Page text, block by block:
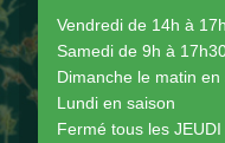
Vendredi de 14h à
Samedi de 9h à
Dimanche le matin en
Lundi en saison
Fermé tous les JEUDI